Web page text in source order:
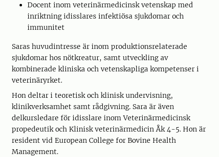
Docent inom veterinärmedicinsk vetenskap med
inriktning idisslares infektiösa sjukdomar och
immunitet
Saras huvudintresse är inom produktionsrelaterade
sjukdomar hos nötkreatur, samt utveckling av
kombinerade kliniska och vetenskapliga kompetenser i
veterinäryrket.
Hon deltar i teoretisk och klinisk undervisning,
klinikverksamhet samt rådgivning. Sara är även
delkursledare för idisslare inom Veterinärmedicinsk
propedeutik och Klinisk veterinärmedicin Åk 4-5. Hon är
resident vid European College for Bovine Health
Management.